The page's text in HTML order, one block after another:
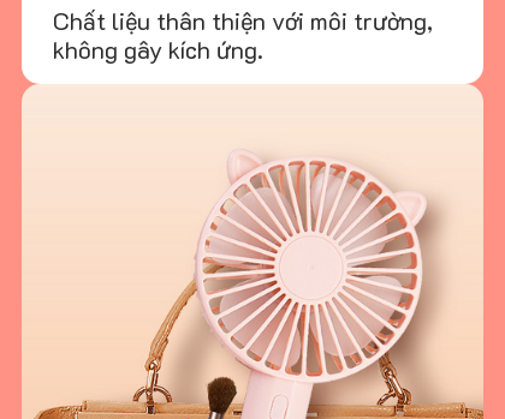
Chất liệu thân thiện với môi trường,
không gây kích ứng.